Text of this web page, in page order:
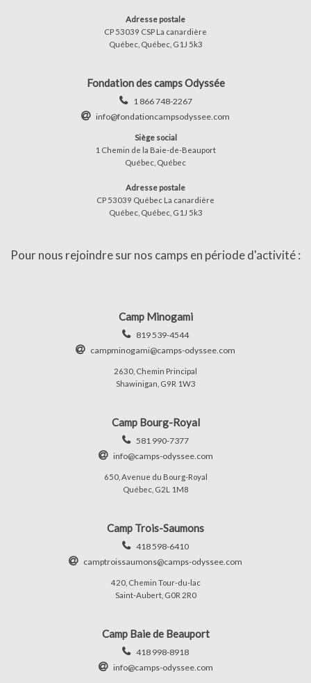
Adresse postale
CP 53039 CSP La canardière
Québec, Québec, G1J 5k3
Fondation des camps Odyssée
1 866 748-2267
info@fondationcampsodyssee.com
Siège social
1 Chemin de la Baie-de-Beauport
Québec, Québec
Adresse postale
CP 53039 Québec La canardière
Québec, Québec, G1J 5k3
Pour nous rejoindre sur nos camps en période d'activité :
Camp Minogami
819 539-4544
campminogami@camps-odyssee.com
2630, Chemin Principal
Shawinigan, G9R 1W3
Camp Bourg-Royal
581 990-7377
info@camps-odyssee.com
650, Avenue du Bourg-Royal
Québec, G2L 1M8
Camp Trois-Saumons
418 598-6410
camptroissaumons@camps-odyssee.com
420, Chemin Tour-du-lac
Saint-Aubert, G0R 2R0
Camp Baie de Beauport
418 998-8918
info@camps-odyssee.com